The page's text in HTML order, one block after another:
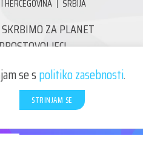
HERCEGOVINA SRBIJA
ZA PLANET
IGRAH MLADIH
se spolitiko zasebnosti.
STRINJAM SE